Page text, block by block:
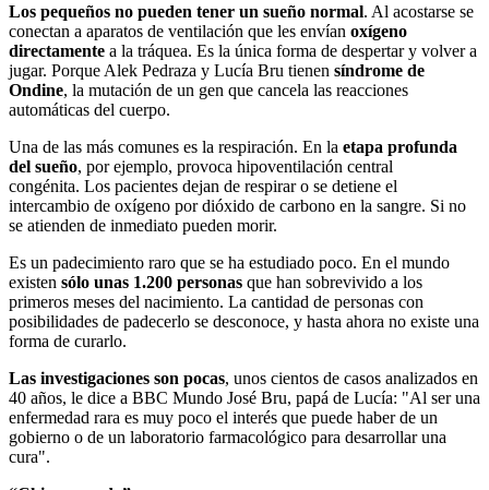
Los pequeños no pueden tener un sueño normal. Al acostarse se
conectan a aparatos de ventilación que les envían oxígeno
directamente a la tráquea. Es la única forma de despertar y volver a
jugar. Porque Alek Pedraza y Lucía Bru tienen síndrome de
Ondine, la mutación de un gen que cancela las reacciones
automáticas del cuerpo.
Una de las más comunes es la respiración. En la etapa profunda
del sueño, por ejemplo, provoca hipoventilación central
congénita. Los pacientes dejan de respirar o se detiene el
intercambio de oxígeno por dióxido de carbono en la sangre. Si no
se atienden de inmediato pueden morir.
Es un padecimiento raro que se ha estudiado poco. En el mundo
existen sólo unas 1.200 personas que han sobrevivido a los
primeros meses del nacimiento. La cantidad de personas con
posibilidades de padecerlo se desconoce, y hasta ahora no existe una
forma de curarlo.
Las investigaciones son pocas, unos cientos de casos analizados en
40 años, le dice a BBC Mundo José Bru, papá de Lucía: "Al ser una
enfermedad rara es muy poco el interés que puede haber de un
gobierno o de un laboratorio farmacológico para desarrollar una
cura".